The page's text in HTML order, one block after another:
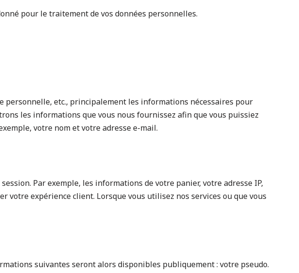
pour le traitement de vos données personnelles.
personnelle, etc., principalement les informations nécessaires pour
les informations que vous nous fournissez afin que vous puissiez
votre nom et votre adresse e-mail.
Par exemple, les informations de votre panier, votre adresse IP,
votre expérience client. Lorsque vous utilisez nos services ou que vous
suivantes seront alors disponibles publiquement : votre pseudo.